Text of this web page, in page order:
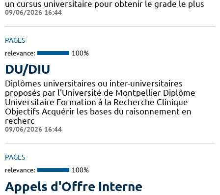
un cursus universitaire pour obtenir le grade le plus
09/06/2026 16:44
PAGES
relevance: 100%
DU/DIU
Diplômes universitaires ou inter-universitaires
proposés par l'Université de Montpellier Diplôme
Universitaire Formation à la Recherche Clinique
Objectifs Acquérir les bases du raisonnement en
recherc
09/06/2026 16:44
PAGES
relevance: 100%
Appels d'Offre Interne